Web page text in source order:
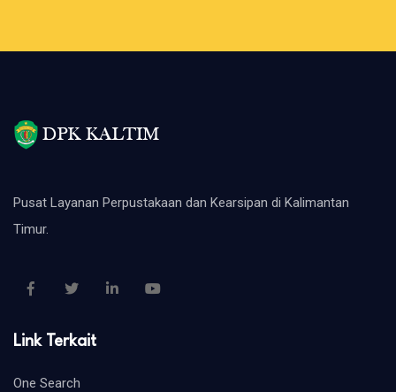
Pusat Layanan Perpustakaan dan Kearsipan di Kalimantan
Timur.
Link Terkait
One Search